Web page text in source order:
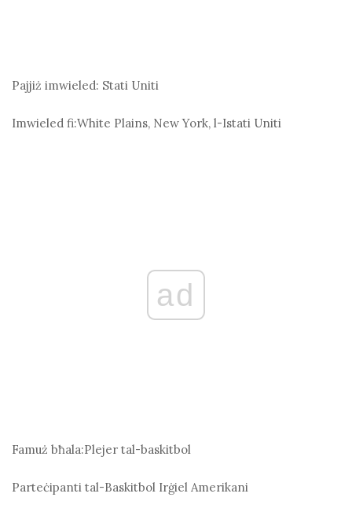
Pajjiż imwieled: Stati Uniti
Imwieled fi:White Plains, New York, l-Istati Uniti
ad
Famuż bħala:Plejer tal-baskitbol
Parteċipanti tal-Baskitbol Irġiel Amerikani